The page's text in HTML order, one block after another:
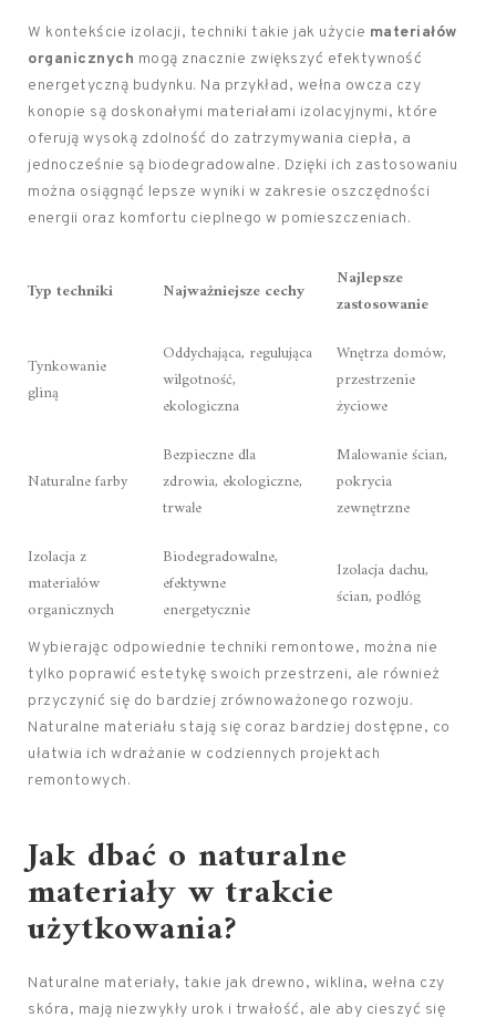
W kontekście izolacji, techniki takie jak użycie materiałów
organicznych mogą znacznie zwiększyć efektywność
energetyczną budynku. Na przykład, wełna owcza czy
konopie są doskonałymi materiałami izolacyjnymi, które
oferują wysoką zdolność do zatrzymywania ciepła, a
jednocześnie są biodegradowalne. Dzięki ich zastosowaniu
można osiągnąć lepsze wyniki w zakresie oszczędności
energii oraz komfortu cieplnego w pomieszczeniach.
Typ techniki Najważniejsze cechy
Najlepsze
zastosowanie
Tynkowanie
gliną
Oddychająca, regulująca
wilgotność,
ekologiczna
Wnętrza domów,
przestrzenie
życiowe
Naturalne farby
Bezpieczne dla
zdrowia, ekologiczne,
trwałe
Malowanie ścian,
pokrycia
zewnętrzne
Izolacja z
materiałów
organicznych
Biodegradowalne,
efektywne
energetycznie
Izolacja dachu,
ścian, podłóg
Wybierając odpowiednie techniki remontowe, można nie
tylko poprawić estetykę swoich przestrzeni, ale również
przyczynić się do bardziej zrównoważonego rozwoju.
Naturalne materiału stają się coraz bardziej dostępne, co
ułatwia ich wdrażanie w codziennych projektach
remontowych.
Jak dbać o naturalne
materiały w trakcie
użytkowania?
Naturalne materiały, takie jak drewno, wiklina, wełna czy
skóra, mają niezwykły urok i trwałość, ale aby cieszyć się